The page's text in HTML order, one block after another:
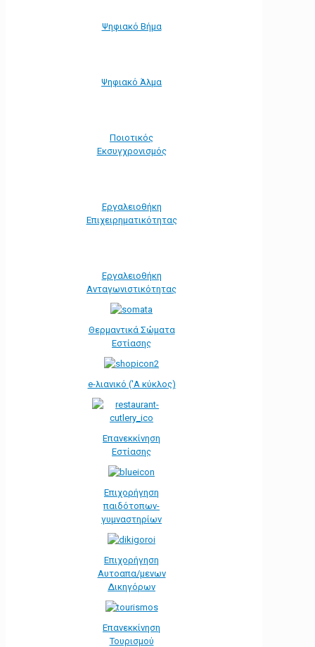
Ψηφιακό Βήμα
Ψηφιακό Άλμα
Ποιοτικός
Εκσυγχρονισμός
Εργαλειοθήκη
Eπιχειρηματικότητας
Εργαλειοθήκη
Ανταγωνιστικότητας
Θερμαντικά Σώματα
Εστίασης
e-λιανικό ('Α κύκλος)
Επανεκκίνηση
Εστίασης
Επιχορήγηση
παιδότοπων-
γυμναστηρίων
Επιχορήγηση
Αυτοαπα/μενων
Δικηγόρων
Επανεκκίνηση
Τουρισμού